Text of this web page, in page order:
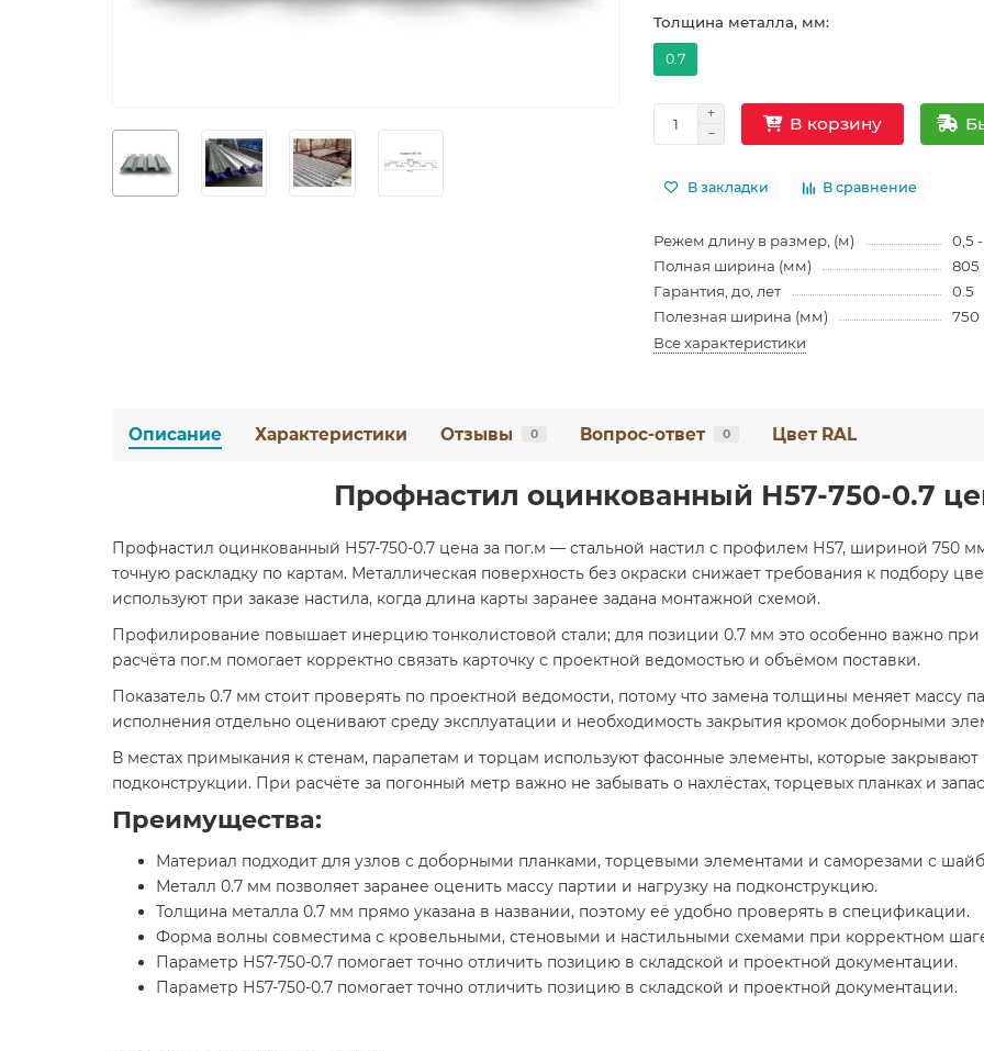
Толщина металла, мм:
0.7
В корзину
В закладки В сравнение
Режем длину в размер, (м)
0,5 -
Полная ширина (мм)
805
Гарантия, до, лет
0.5
Полезная ширина (мм)
750
Все характеристики
Описание Характеристики Отзывы 0 Вопрос-ответ 0 Цвет RAL
Профнастил оцинкованный Н57-750-0.7
Профнастил оцинкованный Н57-750-0.7 цена за пог.м — стальной настил с профилем Н57, шириной 750
точную раскладку по картам. Металлическая поверхность без окраски снижает требования к подбору
используют при заказе настила, когда длина карты заранее задана монтажной схемой.
Профилирование повышает инерцию тонколистовой стали; для позиции 0.7 мм это особенно важно
расчёта пог.м помогает корректно связать карточку с проектной ведомостью и объёмом поставки.
Показатель 0.7 мм стоит проверять по проектной ведомости, потому что замена толщины меняет массу
исполнения отдельно оценивают среду эксплуатации и необходимость закрытия кромок доборными
В местах примыкания к стенам, парапетам и торцам используют фасонные элементы, которые
подконструкции. При расчёте за погонный метр важно не забывать о нахлёстах, торцевых планках и
Преимущества:
Материал подходит для узлов с доборными планками, торцевыми элементами и саморезами с
Металл 0.7 мм позволяет заранее оценить массу партии и нагрузку на подконструкцию.
Толщина металла 0.7 мм прямо указана в названии, поэтому её удобно проверять в спецификации.
Форма волны совместима с кровельными, стеновыми и настильными схемами при корректном
Параметр Н57-750-0.7 помогает точно отличить позицию в складской и проектной документации.
Параметр Н57-750-0.7 помогает точно отличить позицию в складской и проектной документации.